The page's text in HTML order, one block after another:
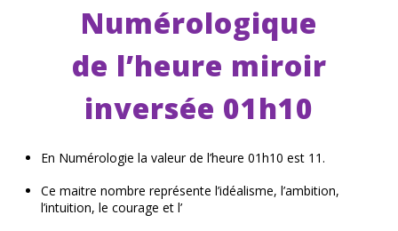
Numérologique
de l’heure miroir
inversée 01h10
En Numérologie la valeur de l’heure 01h10 est 11.
Ce maitre nombre représente l’idéalisme, l’ambition,
l’intuition, le courage et l’